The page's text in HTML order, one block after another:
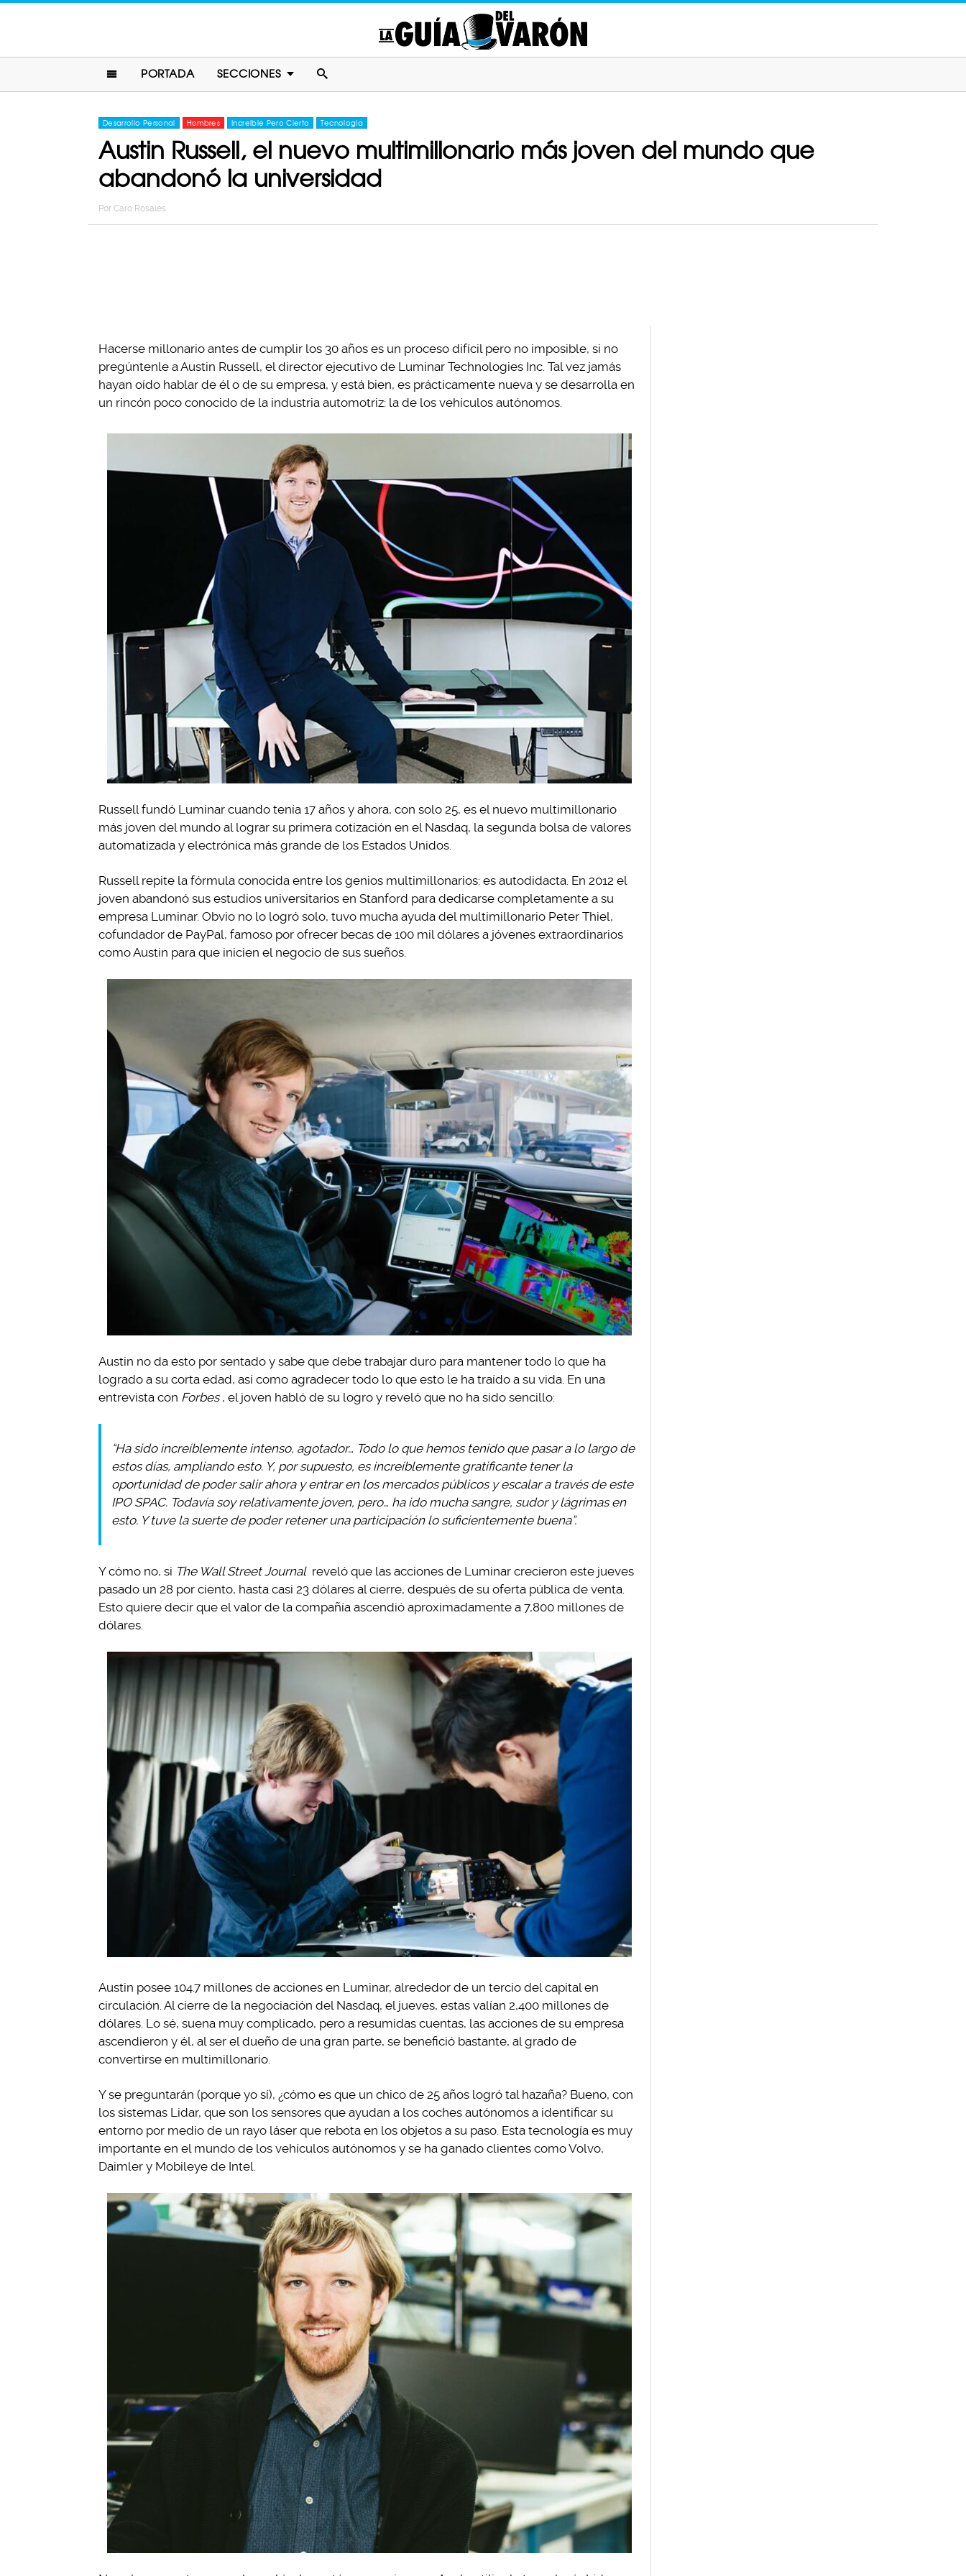
PORTADA SECCIONES
Desarrollo Personal Hombres Increíble Pero Cierto Tecnología
Austin Russell, el nuevo multimillonario más joven del mundo que
abandonó la universidad
Por Caro Rosales
Hacerse millonario antes de cumplir los 30 años es un proceso difícil pero no imposible, si no
pregúntenle a Austin Russell, el director ejecutivo de Luminar Technologies Inc. Tal vez jamás
hayan oído hablar de él o de su empresa, y está bien, es prácticamente nueva y se desarrolla en
un rincón poco conocido de la industria automotriz: la de los vehículos autónomos.
Russell fundó Luminar cuando tenía 17 años y ahora, con solo 25, es el nuevo multimillonario
más joven del mundo al lograr su primera cotización en el Nasdaq, la segunda bolsa de valores
automatizada y electrónica más grande de los Estados Unidos.
Russell repite la fórmula conocida entre los genios multimillonarios: es autodidacta. En 2012 el
joven abandonó sus estudios universitarios en Stanford para dedicarse completamente a su
empresa Luminar. Obvio no lo logró solo, tuvo mucha ayuda del multimillonario Peter Thiel,
cofundador de PayPal, famoso por ofrecer becas de 100 mil dólares a jóvenes extraordinarios
como Austin para que inicien el negocio de sus sueños.
Austin no da esto por sentado y sabe que debe trabajar duro para mantener todo lo que ha
logrado a su corta edad, así como agradecer todo lo que esto le ha traído a su vida. En una
entrevista con Forbes , el joven habló de su logro y reveló que no ha sido sencillo:
“Ha sido increíblemente intenso, agotador… Todo lo que hemos tenido que pasar a lo largo de
estos días, ampliando esto. Y, por supuesto, es increíblemente gratificante tener la
oportunidad de poder salir ahora y entrar en los mercados públicos y escalar a través de este
IPO SPAC. Todavía soy relativamente joven, pero… ha ido mucha sangre, sudor y lágrimas en
esto. Y tuve la suerte de poder retener una participación lo suficientemente buena”.
Y cómo no, si The Wall Street Journal reveló que las acciones de Luminar crecieron este jueves
pasado un 28 por ciento, hasta casi 23 dólares al cierre, después de su oferta pública de venta.
Esto quiere decir que el valor de la compañía ascendió aproximadamente a 7,800 millones de
dólares.
Austin posee 104.7 millones de acciones en Luminar, alrededor de un tercio del capital en
circulación. Al cierre de la negociación del Nasdaq, el jueves, estas valían 2,400 millones de
dólares. Lo sé, suena muy complicado, pero a resumidas cuentas, las acciones de su empresa
ascendieron y él, al ser el dueño de una gran parte, se benefició bastante, al grado de
convertirse en multimillonario.
Y se preguntarán (porque yo sí), ¿cómo es que un chico de 25 años logró tal hazaña? Bueno, con
los sistemas Lidar, que son los sensores que ayudan a los coches autónomos a identificar su
entorno por medio de un rayo láser que rebota en los objetos a su paso. Esta tecnología es muy
importante en el mundo de los vehículos autónomos y se ha ganado clientes como Volvo,
Daimler y Mobileye de Intel.